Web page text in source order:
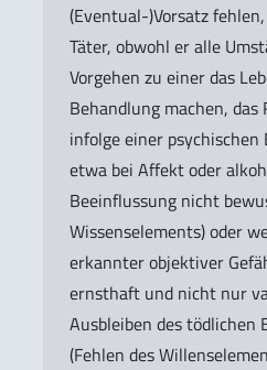
(Eventual-)Vorsatz
Täter, obwohl er alle
Vorgehen zu einer das
Behandlung machen, das
infolge einer
etwa bei Affekt oder
Beeinflussung nicht
Wissenselements) oder
erkannter objektiver
ernsthaft und nicht nur
Ausbleiben des tödlichen
(Fehlen des